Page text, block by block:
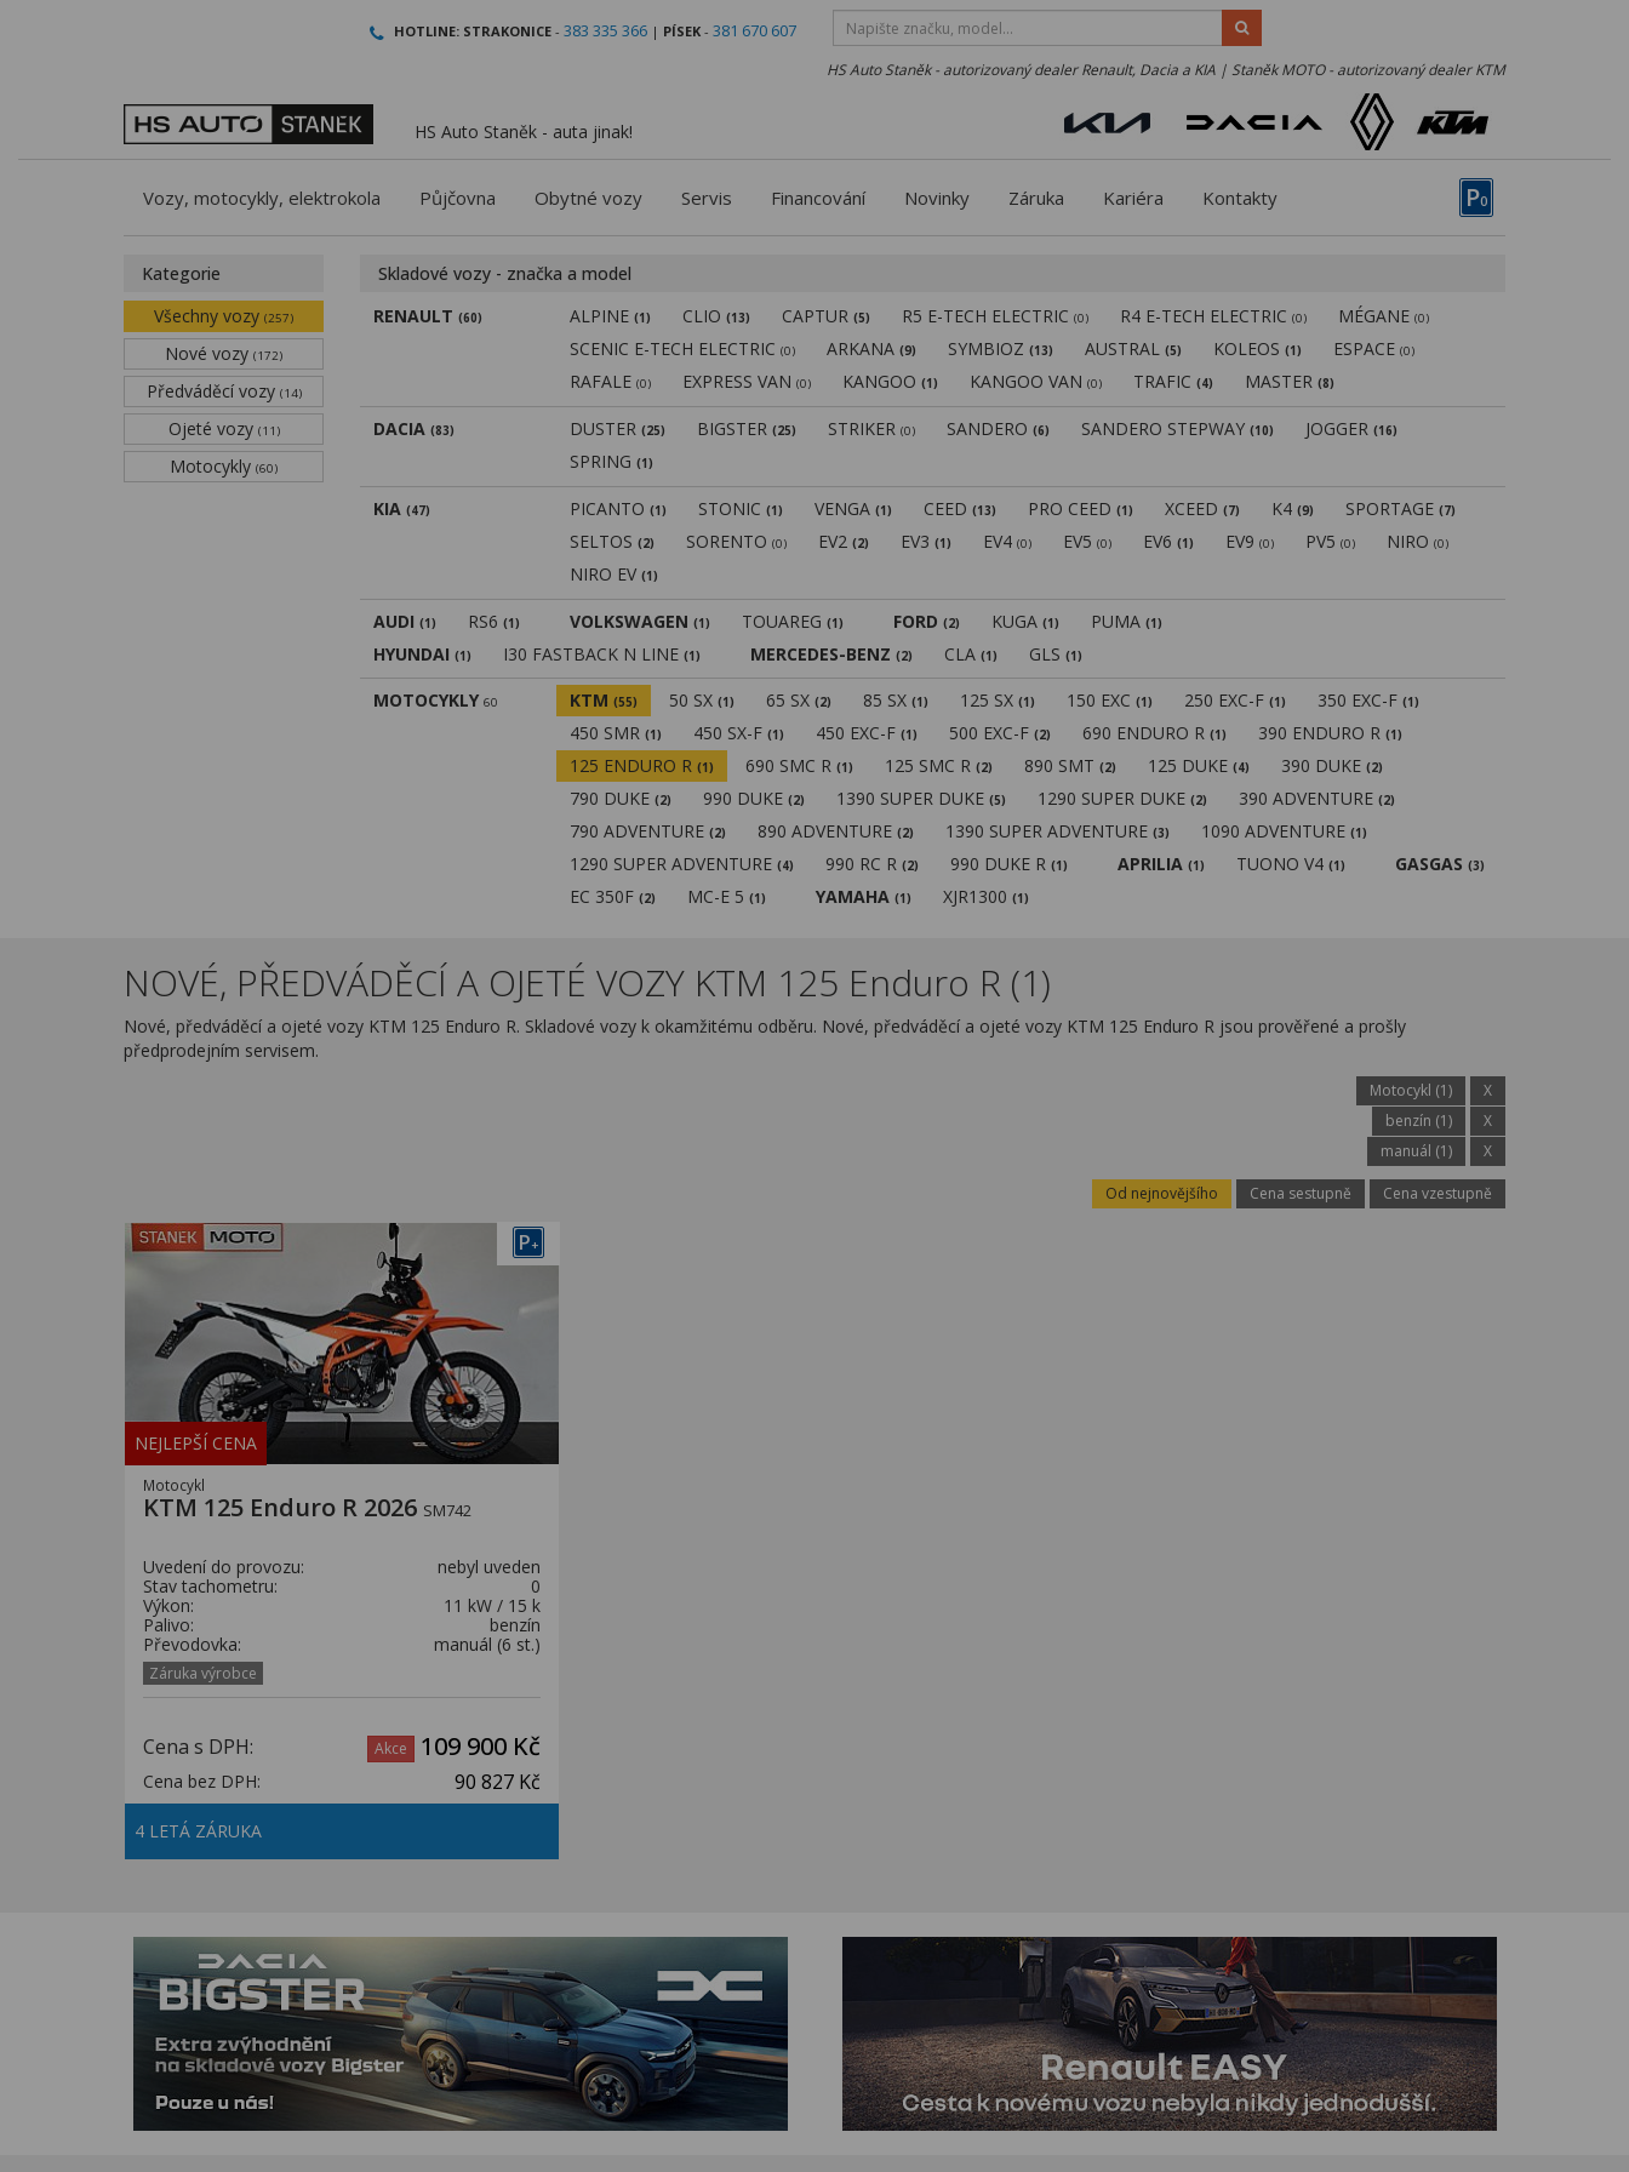
HOTLINE: STRAKONICE - 383 335 366 | PÍSEK - 381 670 607
HS Auto Staněk - autorizovaný dealer Renault, Dacia a KIA | Staněk MOTO - autorizovaný dealer KTM
HS Auto Staněk - auta jinak!
P0
Vozy, motocykly, elektrokola Půjčovna Obytné vozy Servis Financování Novinky Záruka Kariéra Kontakty
Kategorie
Všechny vozy (257)
Nové vozy (172)
Předváděcí vozy (14)
Ojeté vozy (11)
Motocykly (60)
Skladové vozy - značka a model
RENAULT (60) ALPINE(1) CLIO(13) CAPTUR(5) R5 E-TECH ELECTRIC(0) R4 E-TECH ELECTRIC(0) MÉGANE(0)
SCENIC E-TECH ELECTRIC(0) ARKANA(9) SYMBIOZ(13) AUSTRAL(5) KOLEOS(1) ESPACE(0)
RAFALE(0) EXPRESS VAN(0) KANGOO(1) KANGOO VAN(0) TRAFIC(4) MASTER(8)
DACIA (83) DUSTER(25) BIGSTER(25) STRIKER(0) SANDERO(6) SANDERO STEPWAY(10) JOGGER(16)
SPRING(1)
KIA (47) PICANTO(1) STONIC(1) VENGA(1) CEED(13) PRO CEED(1) XCEED(7) K4(9) SPORTAGE(7)
SELTOS(2) SORENTO(0) EV2(2) EV3(1) EV4(0) EV5(0) EV6(1) EV9(0) PV5(0) NIRO(0)
NIRO EV(1)
AUDI (1) RS6 (1) VOLKSWAGEN (1) TOUAREG (1) FORD (2) KUGA (1) PUMA (1)
HYUNDAI (1) I30 FASTBACK N LINE (1) MERCEDES-BENZ (2) CLA (1) GLS (1)
MOTOCYKLY 60 KTM (55) 50 SX(1) 65 SX(2) 85 SX(1) 125 SX(1) 150 EXC(1) 250 EXC-F(1) 350 EXC-F(1)
450 SMR(1) 450 SX-F(1) 450 EXC-F(1) 500 EXC-F(2) 690 ENDURO R(1) 390 ENDURO R(1)
125 ENDURO R(1) 690 SMC R(1) 125 SMC R(2) 890 SMT(2) 125 DUKE(4) 390 DUKE(2)
790 DUKE(2) 990 DUKE(2) 1390 SUPER DUKE(5) 1290 SUPER DUKE(2) 390 ADVENTURE(2)
790 ADVENTURE(2) 890 ADVENTURE(2) 1390 SUPER ADVENTURE(3) 1090 ADVENTURE(1)
1290 SUPER ADVENTURE(4) 990 RC R(2) 990 DUKE R(1) APRILIA (1) TUONO V4(1) GASGAS (3)
EC 350F(2) MC-E 5(1) YAMAHA (1) XJR1300(1)
NOVÉ, PŘEDVÁDĚCÍ A OJETÉ VOZY KTM 125 Enduro R (1)
Nové, předváděcí a ojeté vozy KTM 125 Enduro R. Skladové vozy k okamžitému odběru. Nové, předváděcí a ojeté vozy KTM 125 Enduro R jsou prověřené a prošly
předprodejním servisem.
Motocykl (1)
X
benzín (1)
X
manuál (1)
X
Od nejnovějšího Cena sestupně Cena vzestupně
P+
NEJLEPŠÍ CENA
Motocykl
KTM 125 Enduro R 2026 SM742
Uvedení do provozu:
nebyl uveden
Stav tachometru:
0
Výkon:
11 kW / 15 k
Palivo:
benzín
Převodovka:
manuál (6 st.)
Záruka výrobce
Cena s DPH: Akce 109 900 Kč
Cena bez DPH: 90 827 Kč
4 LETÁ ZÁRUKA